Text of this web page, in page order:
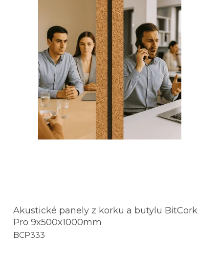
Akustické panely z korku a butylu BitCork
Pro 9x500x1000mm
BCP333